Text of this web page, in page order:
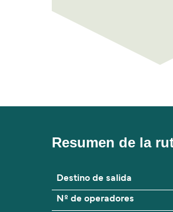
Resumen de la
Destino de salida
Nº de operadores